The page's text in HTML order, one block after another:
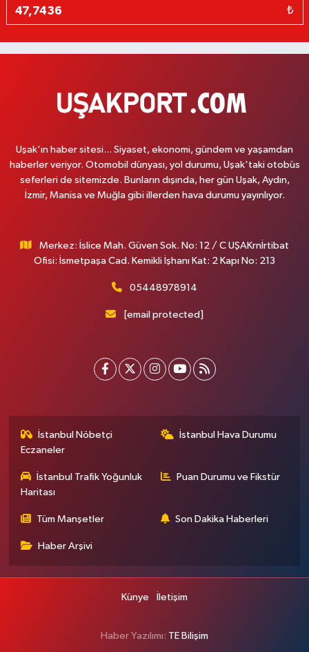
₺
Uşak'ın haber sitesi... Siyaset, ekonomi, gündem ve yaşamdan
haberler veriyor. Otomobil dünyası, yol durumu, Uşak'taki otobüs
seferleri de sitemizde. Bunların dışında, her gün Uşak, Aydın,
İzmir, Manisa ve Muğla gibi illerden hava durumu yayınlıyor.
Merkez: İslice Mah. Güven Sok. No: 12 / C UŞAKrnİrtibat
Ofisi: İsmetpaşa Cad. Kemikli İşhanı Kat: 2 Kapı No: 213
05448978914
[email protected]
İstanbul Nöbetçi
Eczaneler
İstanbul Hava Durumu
İstanbul Trafik Yoğunluk
Haritası
Puan Durumu ve Fikstür
Tüm Manşetler Son Dakika Haberleri
Haber Arşivi
Künye İletişim
Haber Yazılımı: TE Bilişim